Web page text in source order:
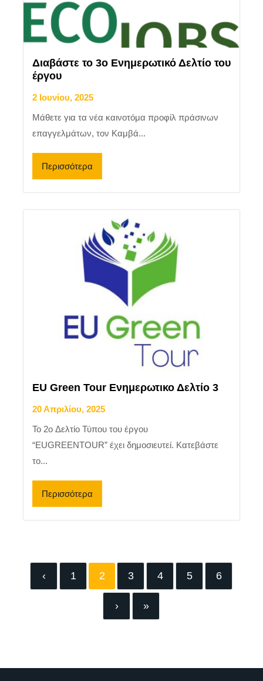
Διαβάστε το 3ο Ενημερωτικό Δελτίο του
έργου
2 Ιουνίου, 2025
Μάθετε για τα νέα καινοτόμα προφίλ πράσινων
επαγγελμάτων, τον Καμβά...
Περισσότερα
EU Green Tour Ενημερωτικο Δελτίο 3
20 Απριλίου, 2025
Το 2o Δελτίο Τύπου του έργου
“EUGREENTOUR” έχει δημοσιευτεί. Κατεβάστε
το...
Περισσότερα
‹ 1 2 3 4 5 6
› »